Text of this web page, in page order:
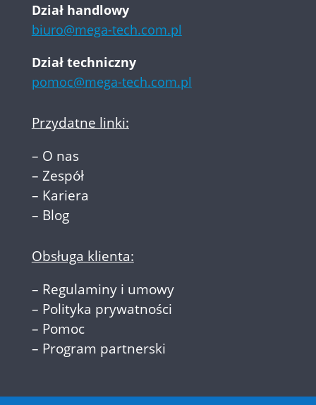
Dział handlowy
biuro@mega-tech.com.pl
Dział techniczny
pomoc@mega-tech.com.pl
Przydatne linki:
– O nas
– Zespół
– Kariera
– Blog
Obsługa klienta:
– Regulaminy i umowy
– Polityka prywatności
– Pomoc
– Program partnerski